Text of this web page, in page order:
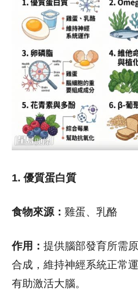
1. 優質蛋白質
食物來源： 雞蛋、乳酪
作用： 提供腦部發育所需
合成，維持神經系統正常
有助激活大腦。